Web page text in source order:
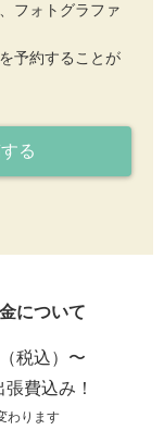
フォトグラファ
予約することが
る
について
（税込）〜
費込み！
わります